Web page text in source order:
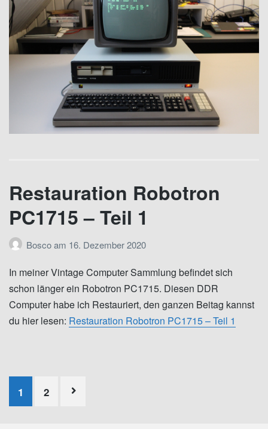
Restauration Robotron
PC1715 – Teil 1
Boscoam 16. Dezember 2020
In meiner Vintage Computer Sammlung befindet sich
schon länger ein Robotron PC1715. Diesen DDR
Computer habe ich Restauriert, den ganzen Beitag kannst
du hier lesen: Restauration Robotron PC1715 – Teil 1
Seitennummerierung
der
1 2